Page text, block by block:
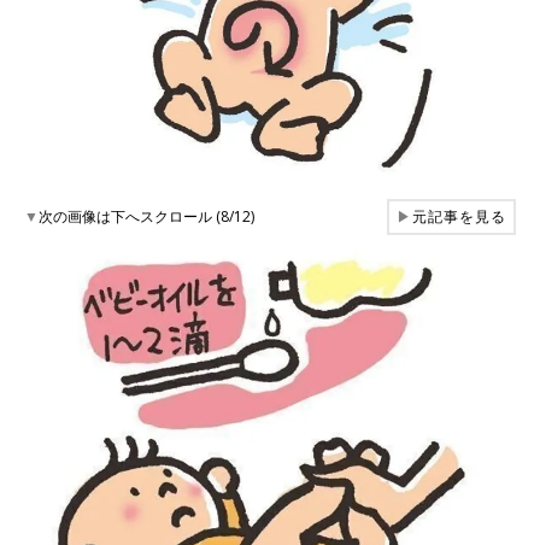
▼次の画像は下へスクロール (8/12) ▶元記事を見る